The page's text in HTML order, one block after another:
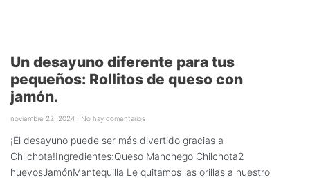
Un desayuno diferente para tus
pequeños: Rollitos de queso con
jamón.
noviembre 22, 2024 No hay comentarios
¡El desayuno puede ser más divertido gracias a
Chilchota!Ingredientes:Queso Manchego Chilchota2
huevosJamónMantequilla Le quitamos las orillas a nuestro